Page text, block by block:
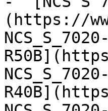
(https://